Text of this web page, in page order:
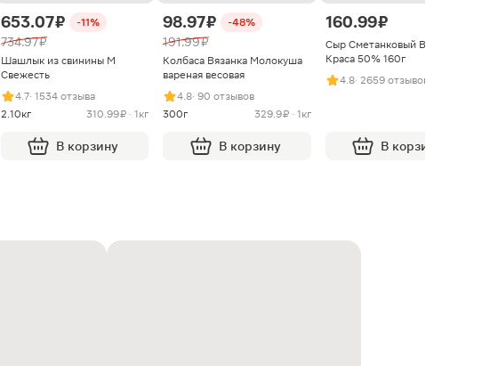
653.07 ₽ -11%
734.97 ₽
Шашлык из свинины М
Свежесть
4.7· 1534 отзыва
2.10кг
310.99 ₽ · 1кг
В корзину
98.97 ₽ -48%
191.99 ₽
Колбаса Вязанка Молокуша
вареная весовая
4.8· 90 отзывов
300г
329.9 ₽ · 1кг
В корзину
160.99 ₽
Сыр Сметанковый Варвара
Краса 50% 160г
4.8· 2659 отзывов
В корзину